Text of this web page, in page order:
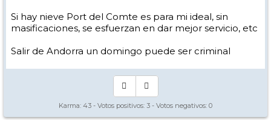
Si hay nieve Port del Comte es para mi ideal, sin
masificaciones, se esfuerzan en dar mejor servicio, etc
Salir de Andorra un domingo puede ser criminal
Karma: 43 - Votos positivos: 3 - Votos negativos: 0